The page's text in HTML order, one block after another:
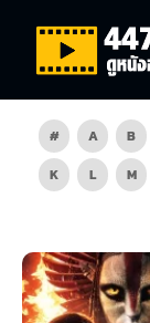
# A B
K
L M